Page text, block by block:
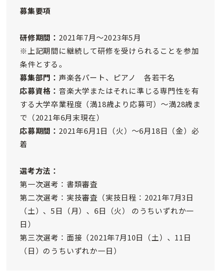
募集要項
研修期間： 2021年7月〜2023年5月
※上記期間に継続して研修を受けられることを参加
条件とする。
募集部門： 声楽各パート、ピアノ 各若干名
応募資格： 音楽大学またはそれに準じる専門性を有
する大学卒業程度（満18歳より応募可）〜満28歳ま
で（2021年6月末現在）
応募期間： 2021年6月1日（火）〜6月18日（金）必
着
選考方法：
第一次選考：書類審査
第二次選考：実技審査（実技日程：2021年7月3日
（土）、5日（月）、6日（火） のうちいずれか一
日）
第三次選考：面接（2021年7月10日（土）、11日
（日）のうちいずれか一日）